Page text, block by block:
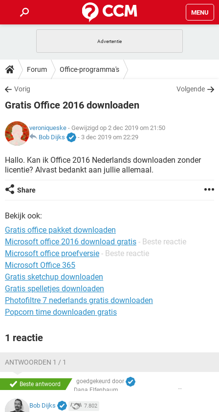
MENU
INSTAGRAM WINDOWS 10
NETFLIX
GRATIS SNAPCHAT
TIKTOK
HOW-TO
VIDEOBELLEN GAMES
GRATIS SNAPCHAT
TIKTOK
DOWNLOADS
VIDEOBELLEN GAMES
INSTAGRAM
NETFLIX CORONAVIRUS
GRATIS SNAPCHAT
TIKTOK
VIDEOBELLEN GAMES
INSTAGRAM
NETFLIX CORONAVIRUS
ARTIKELEN
VIDEOBELLEN GAMES
INSTAGRAM WINDOWS 10
NETFLIX
TIKTOK
Forum Office-programma's
Vorig Volgende
Gratis Office 2016 downloaden
veroniqueske - Gewijzigd op 2 dec 2019 om 21:50
Bob Dijks
- 3 dec 2019 om 22:29
Hallo. Kan ik Office 2016 Nederlands downloaden zonder
licentie? Alvast bedankt aan jullie allemaal.
Share
Bekijk ook:
Gratis office pakket downloaden
Microsoft office 2016 download gratis - Beste reactie
Microsoft office proefversie - Beste reactie
Microsoft Office 365
Gratis sketchup downloaden
Gratis spelletjes downloaden
Photofiltre 7 nederlands gratis downloaden
Popcorn time downloaden gratis
1 reactie
ANTWOORDEN 1 / 1
Beste antwoord
goedgekeurd door
Dana Elfenbaum
Bob Dijks 7.802